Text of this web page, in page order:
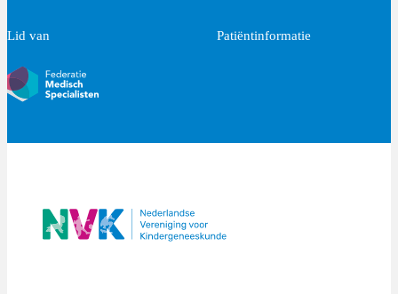
Lid van Patiëntinformatie